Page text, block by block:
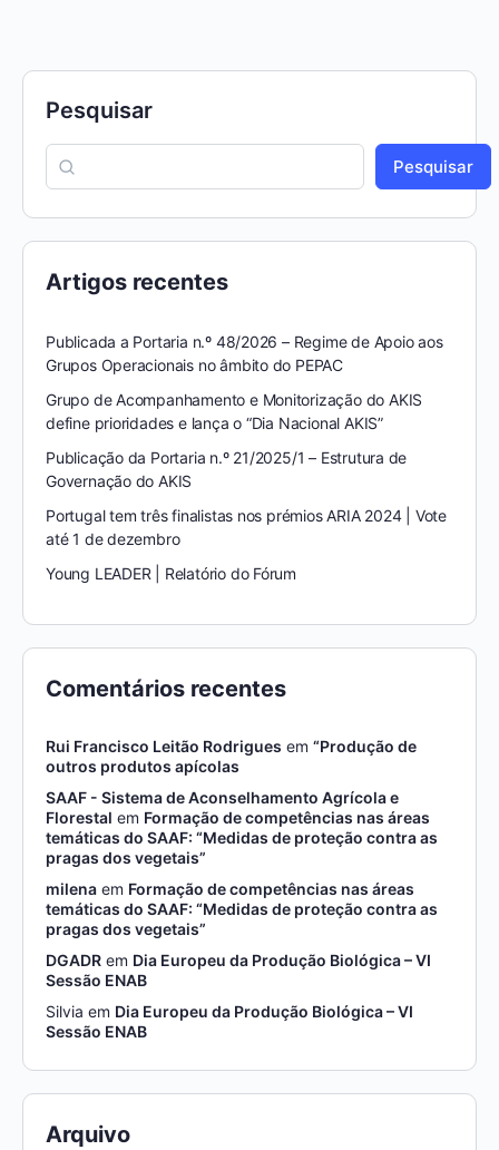
Pesquisar
Pesquisar
Artigos recentes
Publicada a Portaria n.º 48/2026 – Regime de Apoio aos
Grupos Operacionais no âmbito do PEPAC
Grupo de Acompanhamento e Monitorização do AKIS
define prioridades e lança o “Dia Nacional AKIS”
Publicação da Portaria n.º 21/2025/1 – Estrutura de
Governação do AKIS
Portugal tem três finalistas nos prémios ARIA 2024 | Vote
até 1 de dezembro
Young LEADER | Relatório do Fórum
Comentários recentes
Rui Francisco Leitão Rodrigues em “Produção de
outros produtos apícolas
SAAF - Sistema de Aconselhamento Agrícola e
Florestal em Formação de competências nas áreas
temáticas do SAAF: “Medidas de proteção contra as
pragas dos vegetais”
milena em Formação de competências nas áreas
temáticas do SAAF: “Medidas de proteção contra as
pragas dos vegetais”
DGADR em Dia Europeu da Produção Biológica – VI
Sessão ENAB
Silvia em Dia Europeu da Produção Biológica – VI
Sessão ENAB
Arquivo